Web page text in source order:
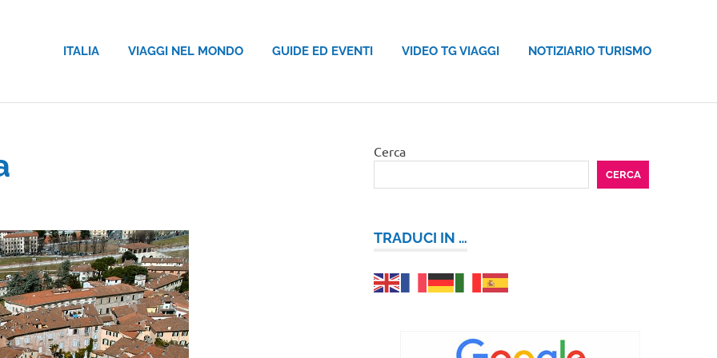
ITALIA VIAGGI NEL MONDO GUIDE ED EVENTI VIDEO TG VIAGGI NOTIZIARIO TURISMO
Cerca
CERCA
TRADUCI IN …